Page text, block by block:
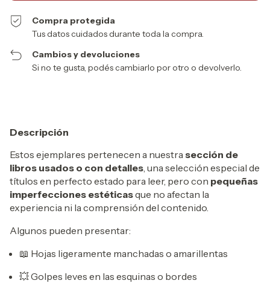
Compra protegida
Tus datos cuidados durante toda la compra.
Cambios y devoluciones
Si no te gusta, podés cambiarlo por otro o devolverlo.
Descripción
Estos ejemplares pertenecen a nuestra sección de
libros usados o con detalles , una selección especial de
títulos en perfecto estado para leer, pero con pequeñas
imperfecciones estéticasque no afectan la
experiencia ni la comprensión del contenido.
Algunos pueden presentar:
📖 Hojas ligeramente manchadas o amarillentas
💥 Golpes leves en las esquinas o bordes